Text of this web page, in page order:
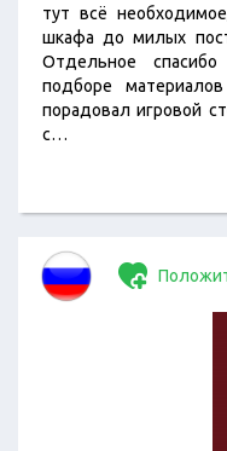
тут всё
шкафа до милых
Отдельное
подборе
порадовал игровой
с…